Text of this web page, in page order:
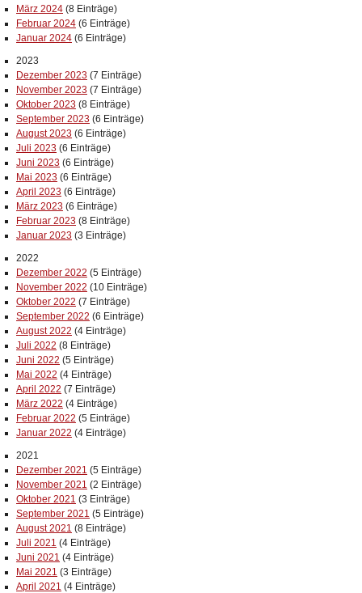
März 2024 (8 Einträge)
Februar 2024 (6 Einträge)
Januar 2024 (6 Einträge)
2023
Dezember 2023 (7 Einträge)
November 2023 (7 Einträge)
Oktober 2023 (8 Einträge)
September 2023 (6 Einträge)
August 2023 (6 Einträge)
Juli 2023 (6 Einträge)
Juni 2023 (6 Einträge)
Mai 2023 (6 Einträge)
April 2023 (6 Einträge)
März 2023 (6 Einträge)
Februar 2023 (8 Einträge)
Januar 2023 (3 Einträge)
2022
Dezember 2022 (5 Einträge)
November 2022 (10 Einträge)
Oktober 2022 (7 Einträge)
September 2022 (6 Einträge)
August 2022 (4 Einträge)
Juli 2022 (8 Einträge)
Juni 2022 (5 Einträge)
Mai 2022 (4 Einträge)
April 2022 (7 Einträge)
März 2022 (4 Einträge)
Februar 2022 (5 Einträge)
Januar 2022 (4 Einträge)
2021
Dezember 2021 (5 Einträge)
November 2021 (2 Einträge)
Oktober 2021 (3 Einträge)
September 2021 (5 Einträge)
August 2021 (8 Einträge)
Juli 2021 (4 Einträge)
Juni 2021 (4 Einträge)
Mai 2021 (3 Einträge)
April 2021 (4 Einträge)